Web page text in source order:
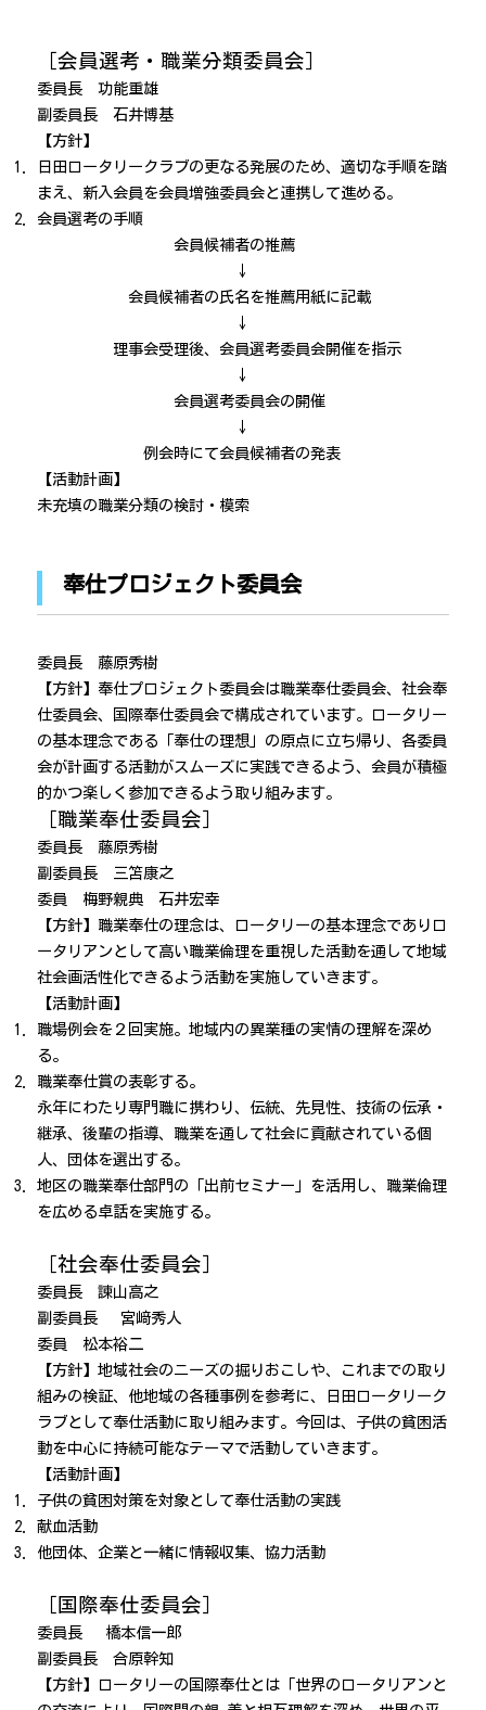
［会員選考・職業分類委員会］
委員長 功能重雄
副委員長 石井博基
【方針】
日田ロータリークラブの更なる発展のため、適切な手順を踏
まえ、新入会員を会員増強委員会と連携して進める。
会員選考の手順
会員候補者の推薦
↓
会員候補者の氏名を推薦用紙に記載
↓
理事会受理後、会員選考委員会開催を指示
↓
会員選考委員会の開催
↓
例会時にて会員候補者の発表
【活動計画】
未充填の職業分類の検討・模索
奉仕プロジェクト委員会
委員長 藤原秀樹
【方針】奉仕プロジェクト委員会は職業奉仕委員会、社会奉
仕委員会、国際奉仕委員会で構成されています。ロータリー
の基本理念である「奉仕の理想」の原点に立ち帰り、各委員
会が計画する活動がスムーズに実践できるよう、会員が積極
的かつ楽しく参加できるよう取り組みます。
［職業奉仕委員会］
委員長 藤原秀樹
副委員長 三笘康之
委員 梅野親典 石井宏幸
【方針】職業奉仕の理念は、ロータリーの基本理念でありロ
ータリアンとして高い職業倫理を重視した活動を通して地域
社会画活性化できるよう活動を実施していきます。
【活動計画】
職場例会を２回実施。地域内の異業種の実情の理解を深め
る。
職業奉仕賞の表彰する。
永年にわたり専門職に携わり、伝統、先見性、技術の伝承・
継承、後輩の指導、職業を通して社会に貢献されている個
人、団体を選出する。
地区の職業奉仕部門の「出前セミナー」を活用し、職業倫理
を広める卓話を実施する。
［社会奉仕委員会］
委員長 諫山高之
副委員長 宮﨑秀人
委員 松本裕二
【方針】地域社会のニーズの掘りおこしや、これまでの取り
組みの検証、他地域の各種事例を参考に、日田ロータリーク
ラブとして奉仕活動に取り組みます。今回は、子供の貧困活
動を中心に持続可能なテーマで活動していきます。
【活動計画】
子供の貧困対策を対象として奉仕活動の実践
献血活動
他団体、企業と一緒に情報収集、協力活動
［国際奉仕委員会］
委員長 橋本信一郎
副委員長 合原幹知
【方針】
ロー タリーの国際奉仕とは「世界のロー タリアンと